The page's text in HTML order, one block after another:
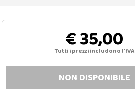
€ 35,00
Tutti i prezzi includono l'IVA
NON DISPONIBILE